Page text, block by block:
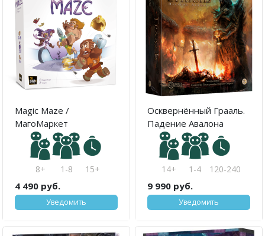
Magic Maze /
МагоМаркет
8+ 1-8 15+
4 490 руб.
Уведомить
Осквернённый Грааль.
Падение Авалона
14+ 1-4 120-240
9 990 руб.
Уведомить